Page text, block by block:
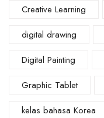
Creative Learning
digital drawing
Digital Painting
Graphic Tablet
kelas bahasa Korea